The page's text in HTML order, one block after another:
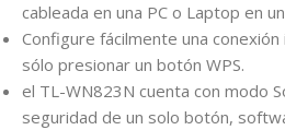
cableada en una PC o Laptop en
Configure fácilmente una
sólo presionar un botón WPS.
el TL-WN823N cuenta con modo
seguridad de un solo botón,